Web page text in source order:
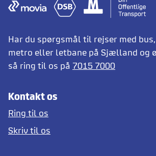
Har du spørgsmål til rejser med
metro eller letbane på Sjælland og
så ring til os på 7015 7000
Kontakt os
Ring til os
Skriv til os